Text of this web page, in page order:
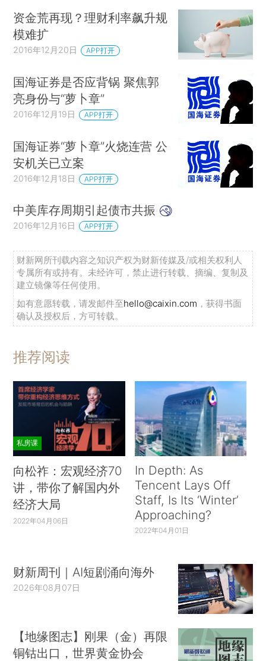
资金荒再现？理财利率飙升规
模难扩
2016年12月20日 APP打开
国海证券是否应背锅 聚焦郭
亮身份与“萝卜章”
2016年12月19日 APP打开
国海证券“萝卜章”火烧连营 公
安机关已立案
2016年12月18日 APP打开
中美库存周期引起债市共振
2016年12月16日 APP打开
财新网所刊载内容之知识产权为财新传媒及/或相关权利人
专属所有或持有。未经许可，禁止进行转载、摘编、复制及
建立镜像等任何使用。
如有意愿转载，请发邮件至hello@caixin.com ，获得书面
确认及授权后，方可转载。
推荐阅读
私房课
向松祚：宏观经济70
讲，带你了解国内外
经济大局
2022年04月06日
In Depth: As
Tencent Lays Off
Staff, Is Its ‘Winter’
Approaching?
2022年04月01日
财新周刊｜AI短剧涌向海外
2026年08月07日
【地缘图志】刚果（金）再限
铜钴出口，世界黄金协会